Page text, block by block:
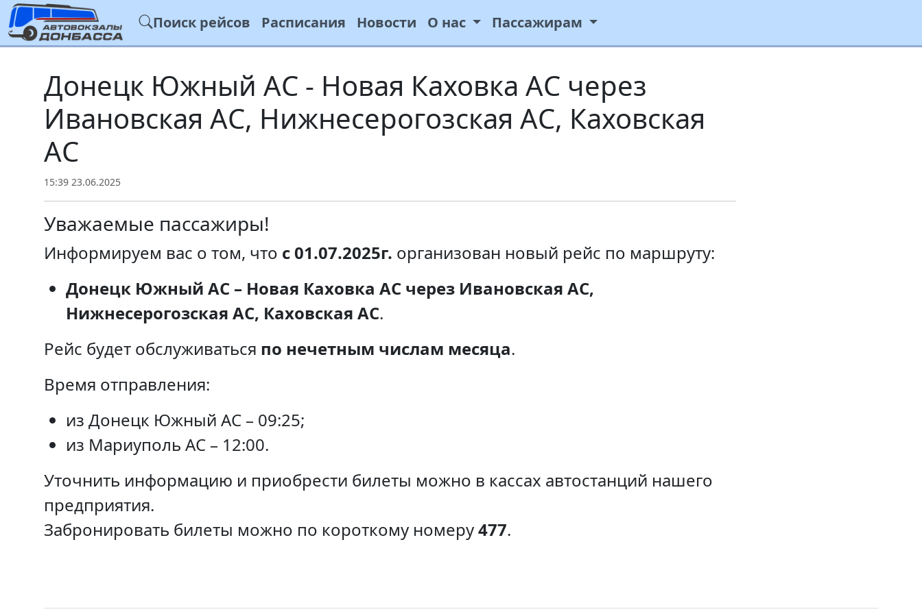
Поиск рейсов Расписания Новости О нас Пассажирам
Донецк Южный АС - Новая Каховка АС через
Ивановская АС, Нижнесерогозская АС, Каховская
АС
15:39 23.06.2025
Уважаемые пассажиры!
Информируем вас о том, что с 01.07.2025г. организован новый рейс по маршруту:
Донецк Южный АС – Новая Каховка АС через Ивановская АС,
Нижнесерогозская АС, Каховская АС.
Рейс будет обслуживаться по нечетным числам месяца.
Время отправления:
из Донецк Южный АС – 09:25;
из Мариуполь АС – 12:00.
Уточнить информацию и приобрести билеты можно в кассах автостанций нашего
предприятия.
Забронировать билеты можно по короткому номеру477.